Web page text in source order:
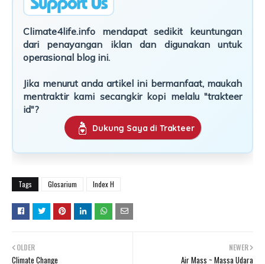
Climate4life.info mendapat sedikit keuntungan
dari penayangan iklan dan digunakan untuk
operasional blog ini.
Jika menurut anda artikel ini bermanfaat, maukah
mentraktir kami secangkir kopi melalu "trakteer
id"?
Dukung Saya di Trakteer
Tags Glosarium Index H
NEWER
Air Mass ~ Massa Udara
OLDER
Climate Change